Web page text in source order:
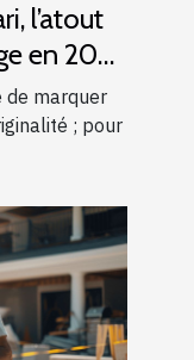
l’atout
en 2025
de marquer
; pour